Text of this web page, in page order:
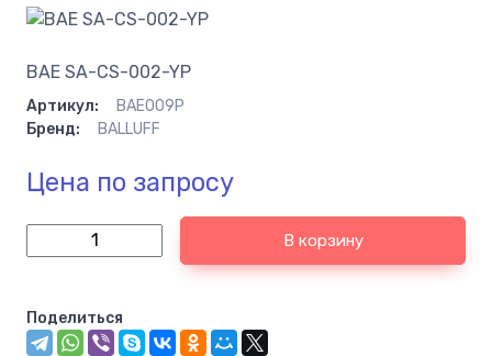
BAE SA-CS-002-YP
Артикул:
BAE009P
Бренд:
BALLUFF
Цена по запросу
В корзину
Поделиться